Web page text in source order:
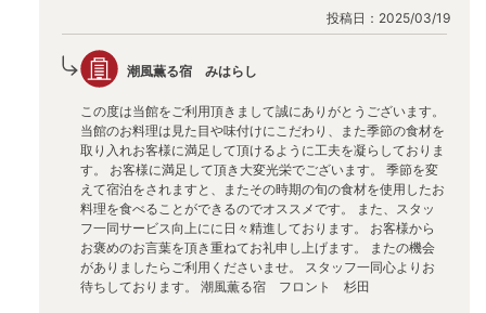
投稿日： 2025/03/19
潮風薫る宿 みはらし
この度は当館をご利用頂きまして誠にありがとうございます。
当館のお料理は見た目や味付けにこだわり、また季節の食材を
取り入れお客様に満足して頂けるように工夫を凝らしておりま
す。 お客様に満足して頂き大変光栄でございます。 季節を変
えて宿泊をされますと、またその時期の旬の食材を使用したお
料理を食べることができるのでオススメです。 また、スタッ
フ一同サービス向上にに日々精進しております。 お客様から
お褒めのお言葉を頂き重ねてお礼申し上げます。 またの機会
がありましたらご利用くださいませ。 スタッフ一同心よりお
待ちしております。 潮風薫る宿 フロント 杉田